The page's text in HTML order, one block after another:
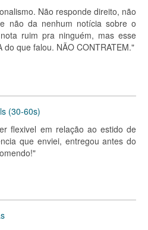
Não responde direito, não
não da nenhum notícia sobre o
ruim pra ninguém, mas esse
que falou. NÃO CONTRATEM."
(30-60s)
flexivel em relação ao estido de
que enviei, entregou antes do